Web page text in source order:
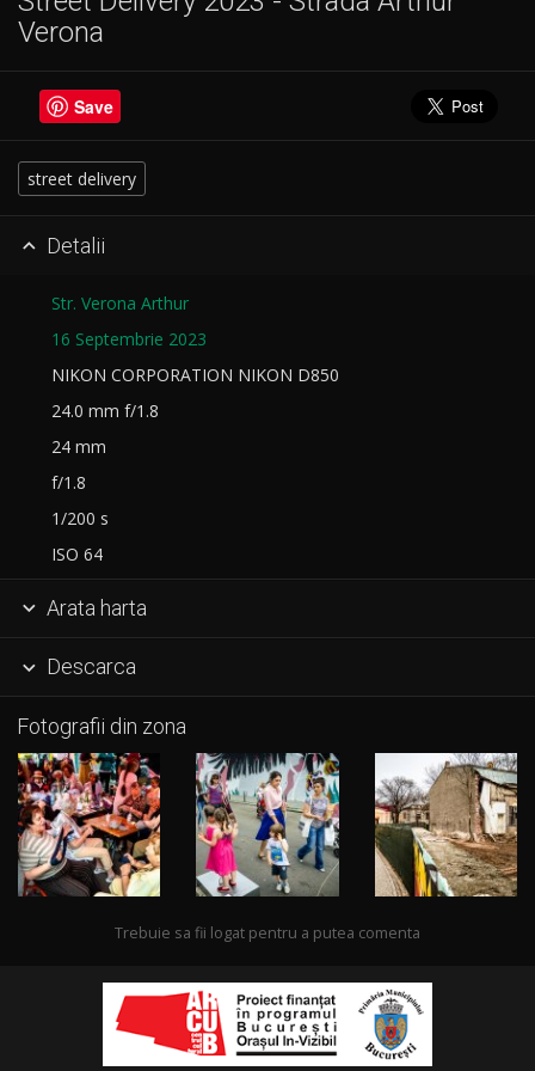
Verona
Save
street delivery
 Detalii
Str. Verona Arthur
16 Septembrie 2023
NIKON CORPORATION NIKON D850
24.0 mm f/1.8
24 mm
f/1.8
1/200 s
ISO 64
 Arata harta
 Descarca
Fotografii din zona
Trebuie sa fii logat pentru a putea comenta